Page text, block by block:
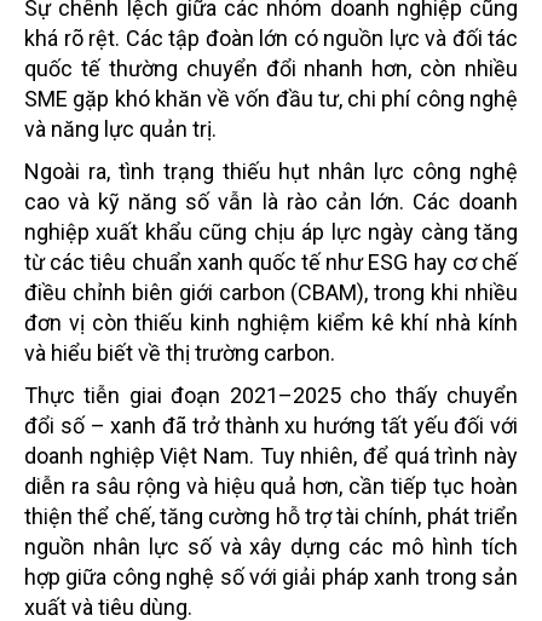
Sự chênh lệch giữa các nhóm doanh nghiệp cũng
khá rõ rệt. Các tập đoàn lớn có nguồn lực và đối tác
quốc tế thường chuyển đổi nhanh hơn, còn nhiều
SME gặp khó khăn về vốn đầu tư, chi phí công nghệ
và năng lực quản trị.
Ngoài ra, tình trạng thiếu hụt nhân lực công nghệ
cao và kỹ năng số vẫn là rào cản lớn. Các doanh
nghiệp xuất khẩu cũng chịu áp lực ngày càng tăng
từ các tiêu chuẩn xanh quốc tế như ESG hay cơ chế
điều chỉnh biên giới carbon (CBAM), trong khi nhiều
đơn vị còn thiếu kinh nghiệm kiểm kê khí nhà kính
và hiểu biết về thị trường carbon.
Thực tiễn giai đoạn 2021–2025 cho thấy chuyển
đổi số – xanh đã trở thành xu hướng tất yếu đối với
doanh nghiệp Việt Nam. Tuy nhiên, để quá trình này
diễn ra sâu rộng và hiệu quả hơn, cần tiếp tục hoàn
thiện thể chế, tăng cường hỗ trợ tài chính, phát triển
nguồn nhân lực số và xây dựng các mô hình tích
hợp giữa công nghệ số với giải pháp xanh trong sản
xuất và tiêu dùng.